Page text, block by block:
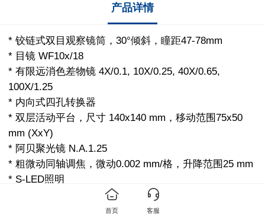
产品详情
* 铰链式双目观察镜筒，30°倾斜，瞳距47-78mm
* 目镜 WF10x/18
* 有限远消色差物镜 4X/0.1, 10X/0.25, 40X/0.65,
100X/1.25
* 内向式四孔转换器
* 双层活动平台，尺寸 140x140 mm，移动范围75x50
mm (XxY)
* 阿贝聚光镜 N.A.1.25
* 粗微动同轴调焦，微动0.002 mm/格，升降范围25 mm
* S-LED照明
首页 客服